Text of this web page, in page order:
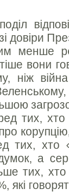
довіри
менше
вони
ніж
тих,
тих, хто
а
тих,
які